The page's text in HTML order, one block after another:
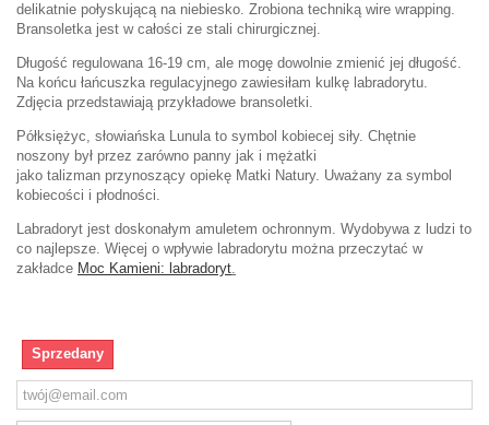
delikatnie połyskującą na niebiesko. Zrobiona techniką wire wrapping.
Bransoletka jest w całości ze stali chirurgicznej.
Długość regulowana 16-19 cm, ale mogę dowolnie zmienić jej długość.
Na końcu łańcuszka regulacyjnego zawiesiłam kulkę labradorytu.
Zdjęcia przedstawiają przykładowe bransoletki.
Półksiężyc, słowiańska Lunula to symbol kobiecej siły. Chętnie
noszony był przez zarówno panny jak i mężatki
jako talizman przynoszący opiekę Matki Natury. Uważany za symbol
kobiecości i płodności.
Labradoryt jest doskonałym amuletem ochronnym. Wydobywa z ludzi to
co najlepsze. Więcej o wpływie labradorytu można przeczytać w
zakładce Moc Kamieni: labradoryt.
Sprzedany